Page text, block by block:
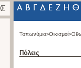
Τοπωνύμια>Οικισμοί>
Πόλεις